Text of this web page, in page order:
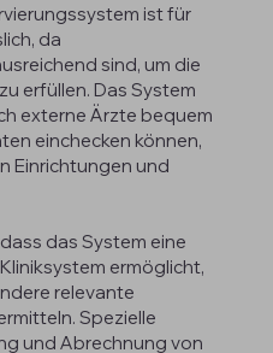
ist für
da
sind, um die
erfüllen. Das System
externe Ärzte bequem
einchecken können,
Einrichtungen und
das System eine
ermöglicht,
relevante
Spezielle
und Abrechnung von